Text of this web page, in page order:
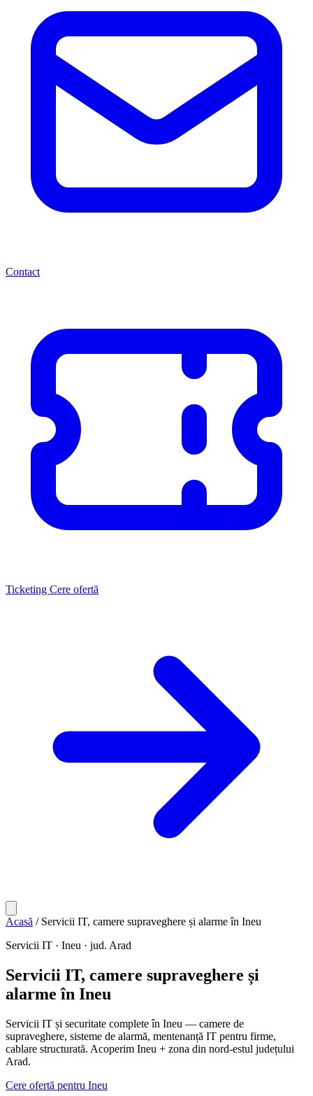
Contact
Ticketing Cere ofertă
Acasă / Servicii IT, camere supraveghere și alarme în Ineu
Servicii IT · Ineu · jud. Arad
Servicii IT, camere supraveghere și
alarme în Ineu
Servicii IT și securitate complete în Ineu — camere de
supraveghere, sisteme de alarmă, mentenanță IT pentru firme,
cablare structurată. Acoperim Ineu + zona din nord-estul județului
Arad.
Cere ofertă pentru Ineu